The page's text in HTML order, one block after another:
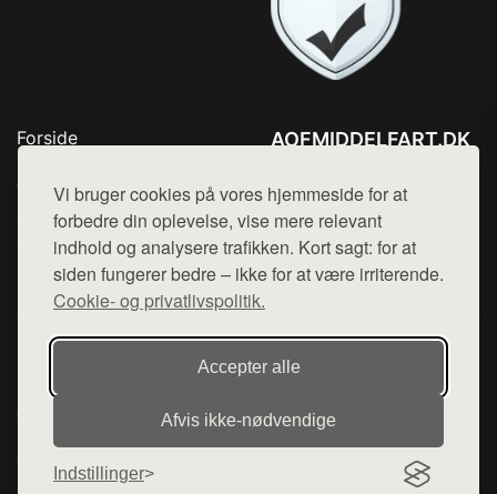
Vi bruger cookies på vores hjemmeside for at
forbedre din oplevelse, vise mere relevant
indhold og analysere trafikken. Kort sagt: for at
siden fungerer bedre – ikke for at være irriterende.
Cookie- og privatlivspolitik.
Accepter alle
Afvis ikke‑nødvendige
Indstillinger
Forside
Top Rabatter
Blog
Kontakt
AOFMIDDELFART.DK
Mail: hej@want.dk
Cookie- og privatlivspolitik
Denne side er en del af want.dk, der udgiver en række
hjemmesider med præsentation af forskellige produkter fra
diverse webshops. Der sælges ikke varer fra denne side - vi
henviser til de shops, som sælger varen. Vi har heller ikke
varerne på lager.